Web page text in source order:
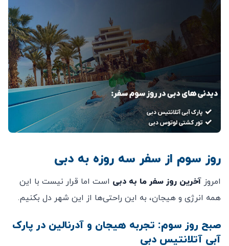
روز سوم از سفر سه روزه به دبی
امروز آخرین روز سفر ما به دبی است اما قرار نیست با این
همه انرژی و هیجان، به این راحتی‌ها از این شهر دل بکنیم.
صبح روز سوم: تجربه هیجان و آدرنالین در پارک
آبی آتلانتیس دبی